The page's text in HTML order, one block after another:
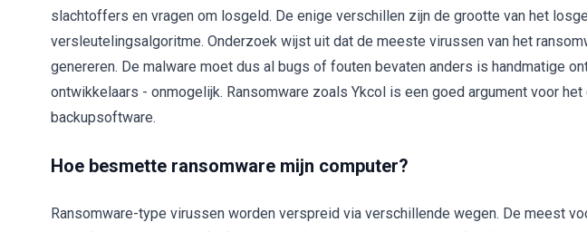
slachtoffers en vragen om losgeld. De enige verschillen zijn de grootte van het
versleutelingsalgoritme. Onderzoek wijst uit dat de meeste virussen van het
genereren. De malware moet dus al bugs of fouten bevaten anders is handmatige
ontwikkelaars - onmogelijk. Ransomware zoals Ykcol is een goed argument voor
backupsoftware.
Hoe besmette ransomware mijn computer?
Ransomware-type virussen worden verspreid via verschillende wegen. De meest